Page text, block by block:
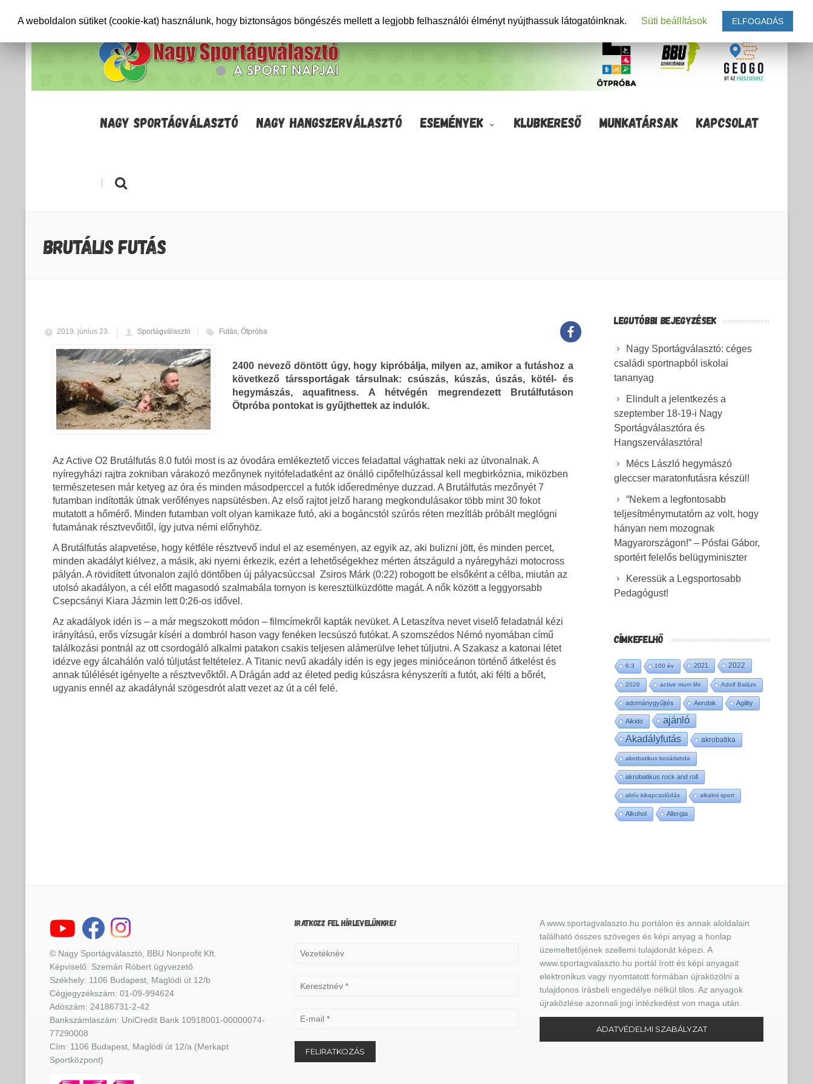
NAGY SPORTÁGVÁLASZTÓ NAGY HANGSZERVÁLASZTÓ ESEMÉNYEK KLUBKERESŐ MUNKATÁRSAK KAPCSOLAT
|
BRUTÁLIS FUTÁS
2019. június 23. Sportágválasztó Futás, Ötpróba
2400 nevező döntött úgy, hogy kipróbálja, milyen az, amikor a futáshoz a
következő társsportágak társulnak: csúszás, kúszás, úszás, kötél- és
hegymászás, aquafitness. A hétvégén megrendezett Brutálfutáson
Ötpróba pontokat is gyűjthettek az indulók.
Az Active O2 Brutálfutás 8.0 futói most is az óvodára emlékeztető vicces feladattal vághattak neki az útvonalnak. A
nyíregyházi rajtra zokniban várakozó mezőnynek nyitófeladatként az önálló cipőfelhúzással kell megbirkóznia, miközben
természetesen már ketyeg az óra és minden másodperccel a futók időeredménye duzzad. A Brutálfutás mezőnyét 7
futamban indították útnak verőfényes napsütésben. Az első rajtot jelző harang megkondulásakor több mint 30 fokot
mutatott a hőmérő. Minden futamban volt olyan kamikaze futó, aki a bogáncstól szúrós réten mezítláb próbált meglógni
futamának résztvevőitől, így jutva némi előnyhöz.
A Brutálfutás alapvetése, hogy kétféle résztvevő indul el az eseményen, az egyik az, aki bulizni jött, és minden percet,
minden akadályt kiélvez, a másik, aki nyerni érkezik, ezért a lehetőségekhez mérten átszáguld a nyáregyházi motocross
pályán. A rövidített útvonalon zajló döntőben új pályacsúccsal Zsiros Márk (0:22) robogott be elsőként a célba, miután az
utolsó akadályon, a cél előtt magasodó szalmabála tornyon is keresztülküzdötte magát. A nők között a leggyorsabb
Csepcsányi Kiara Jázmin lett 0:26-os idővel.
Az akadályok idén is – a már megszokott módon – filmcímekről kapták nevüket. A Letaszítva nevet viselő feladatnál kézi
irányítású, erős vízsugár kíséri a dombról hason vagy fenéken lecsúszó futókat. A szomszédos Némó nyomában című
találkozási pontnál az ott csordogáló alkalmi patakon csakis teljesen alámerülve lehet túljutni. A Szakasz a katonai létet
idézve egy álcahálón való túljutást feltételez. A Titanic nevű akadály idén is egy jeges minióceánon történő átkelést és
annak túlélését igényelte a résztvevőktől. A Drágán add az életed pedig kúszásra kényszeríti a futót, aki félti a bőrét,
ugyanis ennél az akadálynál szögesdrót alatt vezet az út a cél felé.
LEGUTÓBBI BEJEGYZÉSEK
Nagy Sportágválasztó: céges
családi sportnapból iskolai
tananyag
Elindult a jelentkezés a
szeptember 18-19-i Nagy
Sportágválasztóra és
Hangszerválasztóra!
Mécs László hegymászó
gleccser maratonfutásra készül!
“Nekem a legfontosabb
teljesítménymutatóm az volt, hogy
hányan nem mozognak
Magyarországon!” – Pósfai Gábor,
sportért felelős belügyminiszter
Keressük a Legsportosabb
Pedagógust!
CÍMKEFELHŐ
6:3 100 év 2021 2022
2028 active mum life Adolf Balázs
adománygyűjtés Aerobik Agility
Aikido ajánló
Akadályfutás akrobatika
akrobatikus kosárlabda
akrobatikus rock and roll
aktív kikapcsolódás alkalmi sport
Alkohol Allergia
© Nagy Sportágválasztó, BBU Nonprofit Kft.
Képviselő: Szemán Róbert ügyvezető
Székhely: 1106 Budapest, Maglódi út 12/b
Cégjegyzékszám: 01-09-994624
Adószám: 24186731-2-42
Bankszámlaszám: UniCredit Bank 10918001-00000074-
77290008
Cím: 1106 Budapest, Maglódi út 12/a (Merkapt
Sportközpont)
IRATKOZZ FEL HÍRLEVELÜNKRE!
A www.sportagvalaszto.hu portálon és annak aloldalain
található összes szöveges és képi anyag a honlap
üzemeltetőjének szellemi tulajdonát képezi. A
www.sportagvalaszto.hu portál írott és képi anyagait
elektronikus vagy nyomtatott formában újraközölni a
tulajdonos írásbeli engedélye nélkül tilos. Az anyagok
újraközlése azonnali jogi intézkedést von maga után.
ADATVÉDELMI SZABÁLYZAT
A weboldalon sütiket (cookie-kat) használunk, hogy biztonságos böngészés mellett a legjobb felhasználói élményt nyújthassuk látogatóinknak. Süti beállítások ELFOGADÁS